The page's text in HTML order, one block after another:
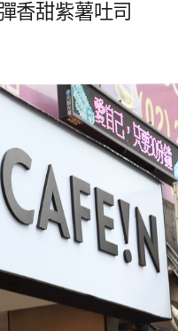
香甜紫薯吐司